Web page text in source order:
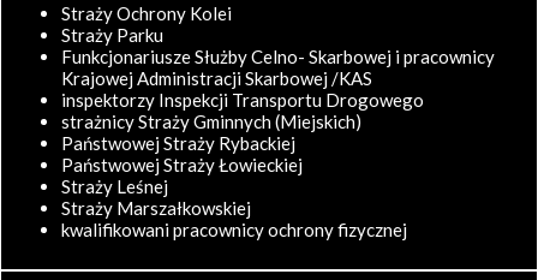
Straży Ochrony Kolei
Straży Parku
Funkcjonariusze Służby Celno- Skarbowej i pracownicy
Krajowej Administracji Skarbowej /KAS
inspektorzy Inspekcji Transportu Drogowego
strażnicy Straży Gminnych (Miejskich)
Państwowej Straży Rybackiej
Państwowej Straży Łowieckiej
Straży Leśnej
Straży Marszałkowskiej
kwalifikowani pracownicy ochrony fizycznej